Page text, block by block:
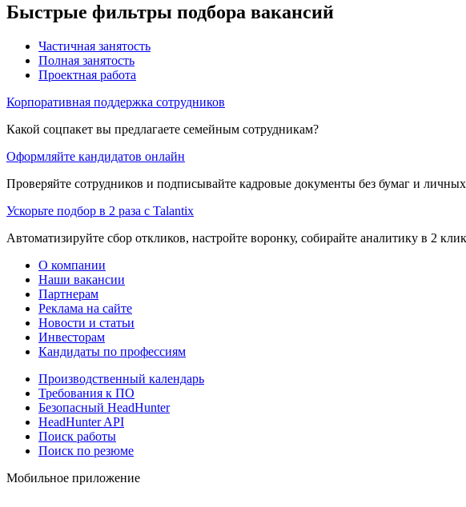
Быстрые фильтры подбора вакансий
Частичная занятость
Полная занятость
Проектная работа
Корпоративная поддержка сотрудников
Какой соцпакет вы предлагаете семейным сотрудникам?
Оформляйте кандидатов онлайн
Проверяйте сотрудников и подписывайте кадровые документы без бумаг и
Ускорьте подбор в 2 раза с Talantix
Автоматизируйте сбор откликов, настройте воронку, собирайте аналитику в 2
О компании
Наши вакансии
Партнерам
Реклама на сайте
Новости и статьи
Инвесторам
Кандидаты по профессиям
Производственный календарь
Требования к ПО
Безопасный HeadHunter
HeadHunter API
Поиск работы
Поиск по резюме
Мобильное приложение